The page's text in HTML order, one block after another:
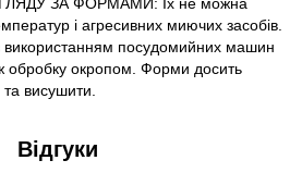
і агресивних миючих засобів.
використанням посудомийних машин
обробку окропом. Форми досить
висушити.
Відгуки